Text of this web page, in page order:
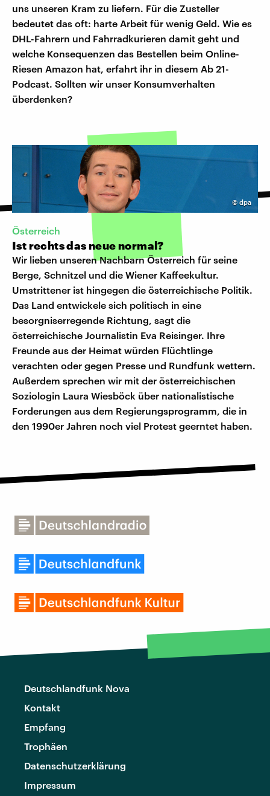
uns unseren Kram zu liefern. Für die Zusteller
bedeutet das oft: harte Arbeit für wenig Geld. Wie es
DHL-Fahrern und Fahrradkurieren damit geht und
welche Konsequenzen das Bestellen beim Online-
Riesen Amazon hat, erfahrt ihr in diesem Ab 21-
Podcast. Sollten wir unser Konsumverhalten
überdenken?
© dpa
Österreich
Ist rechts das neue normal?
Wir lieben unseren Nachbarn Österreich für seine
Berge, Schnitzel und die Wiener Kaffeekultur.
Umstrittener ist hingegen die österreichische Politik.
Das Land entwickele sich politisch in eine
besorgniserregende Richtung, sagt die
österreichische Journalistin Eva Reisinger. Ihre
Freunde aus der Heimat würden Flüchtlinge
verachten oder gegen Presse und Rundfunk wettern.
Außerdem sprechen wir mit der österreichischen
Soziologin Laura Wiesböck über nationalistische
Forderungen aus dem Regierungsprogramm, die in
den 1990er Jahren noch viel Protest geerntet haben.
Deutschlandfunk Nova
Kontakt
Empfang
Trophäen
Datenschutzerklärung
Impressum